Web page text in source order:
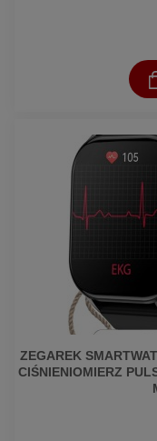
ZEGAREK
CIŚNIENIOMIERZ